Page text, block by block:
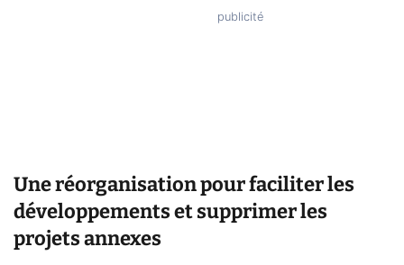
Une réorganisation pour faciliter les
développements et supprimer les
projets annexes